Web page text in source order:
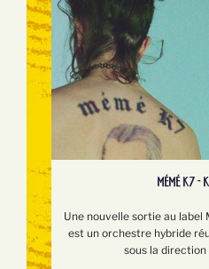
MÉMÉ K7 -
Une nouvelle sortie au label
est un orchestre hybride
sous la